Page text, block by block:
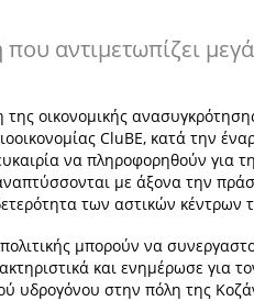
αντιμετωπίζει
οικονομικής
CluBE, κατά την
να πληροφορηθούν για
με άξονα την
των αστικών κέντρων
μπορούν να
και ενημέρωσε για
υδρογόνου στην πόλη της